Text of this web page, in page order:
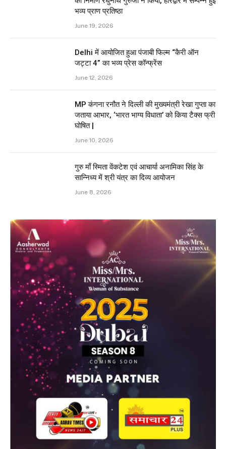
भव्य प्राण प्रतिष्ठा
June 19, 2026
Delhi में आयोजित हुआ पंजाबी फिल्म “कैरी ऑन
जट्टा 4” का भव्य प्रेस कॉन्फ्रेंस
June 12, 2026
MP कंगना रनौत ने दिल्ली की मुख्यमंत्री रेखा गुप्ता का
जताया आभार, ‘भारत भाग्य विधाता’ को किया टैक्स फ्री
घोषित |
June 10, 2026
गुरु माँ स्मिता वेंकटेश एवं आचार्या अनामिका सिंह के
सान्निध्य में श्री यंत्र का दिव्य आयोजन
June 8, 2026